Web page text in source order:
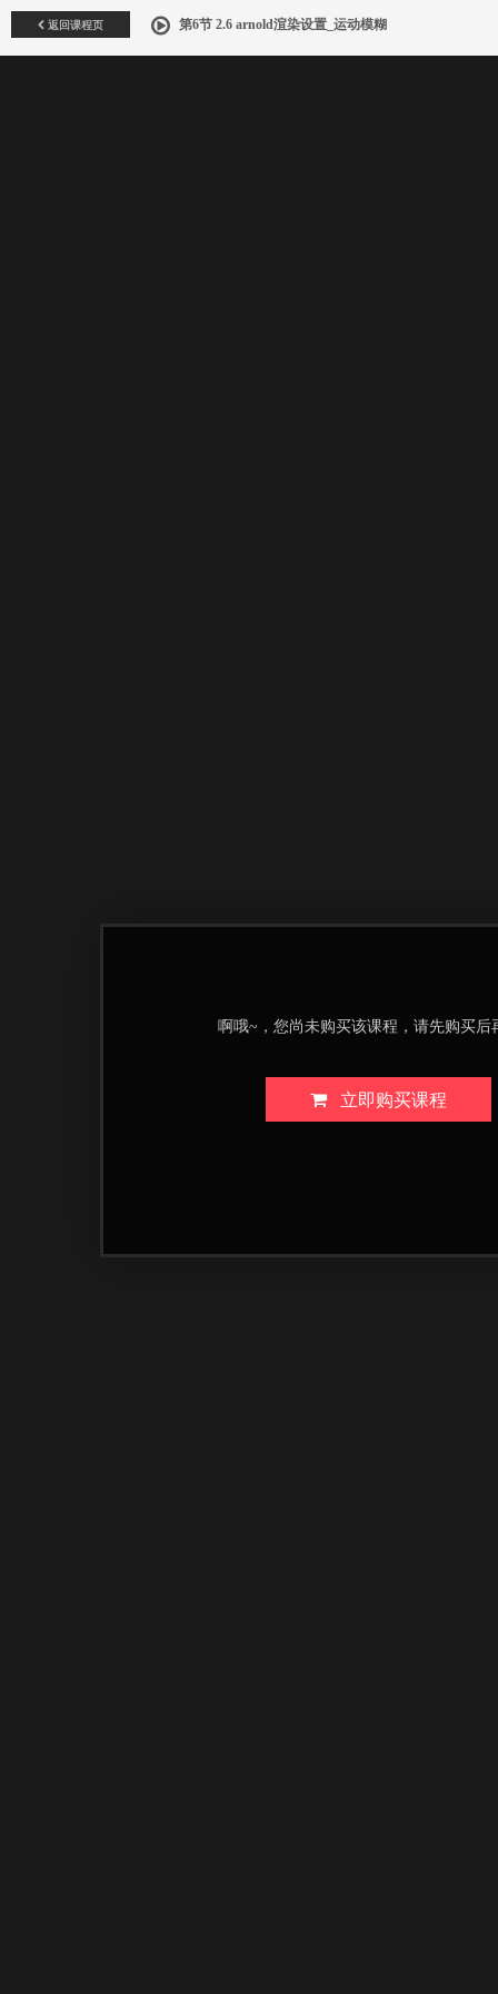
返回课程页 第6节 2.6 arnold渲染设置_运动模糊
啊哦~，您尚未购买该课程，请先购买后
立即购买课程